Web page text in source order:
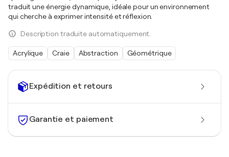
Expédition et retours
Garantie et paiement
traduit une énergie dynamique, idéale pour un environnement
qui cherche à exprimer intensité et réflexion.
Description traduite automatiquement.
Acrylique Craie Abstraction Géométrique